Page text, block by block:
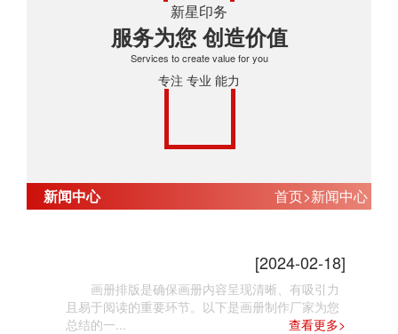
新星印务
服务为您 创造价值
Services to create value for you
专注 专业 能力
新闻中心 首页>新闻中心
[2024-02-18]
画册排版是确保画册内容呈现清晰、有吸引力
且易于阅读的重要环节。以下是画册制作厂家为您
总结的一...
查看更多>